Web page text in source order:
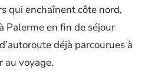
qui enchaînent côte nord,
Palerme en fin de séjour
déjà parcourues à
au voyage.